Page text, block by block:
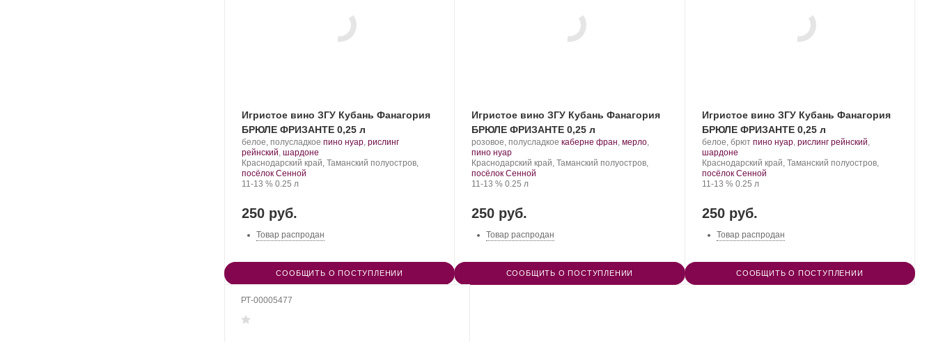
Игристое вино ЗГУ Кубань Фанагория
БРЮЛЕ ФРИЗАНТЕ 0,25 л
Производитель:
Фанагория.
белое, полусладкое .
винограда:
пино нуар, рислинг
рейнский, шардоне
Регион:
Краснодарский край, Таманский полуостров,
посёлок Сенной
Крепость
11-13 %. Объем
0.25 л
250 руб.
Товар распродан
СООБЩИТЬ О ПОСТУПЛЕНИИ
Игристое вино ЗГУ Кубань Фанагория
БРЮЛЕ ФРИЗАНТЕ 0,25 л
Производитель:
Фанагория.
розовое, полусладкое .
винограда:
каберне фран,мерло,
пино нуар.
Регион:
Краснодарский край, Таманский полуостров,
посёлок Сенной
Крепость
11-13 %. Объем
0.25 л
250 руб.
Товар распродан
СООБЩИТЬ О ПОСТУПЛЕНИИ
Игристое вино ЗГУ Кубань Фанагория
БРЮЛЕ ФРИЗАНТЕ 0,25 л
Производитель:
Фанагория.
белое, брют .
винограда:
пино нуар, рислинг рейнский,
шардоне.
Регион:
Краснодарский край, Таманский полуостров,
посёлок Сенной
Крепость
11-13 %. Объем
0.25 л
250 руб.
Товар распродан
СООБЩИТЬ О ПОСТУПЛЕНИИ
РТ-00005477